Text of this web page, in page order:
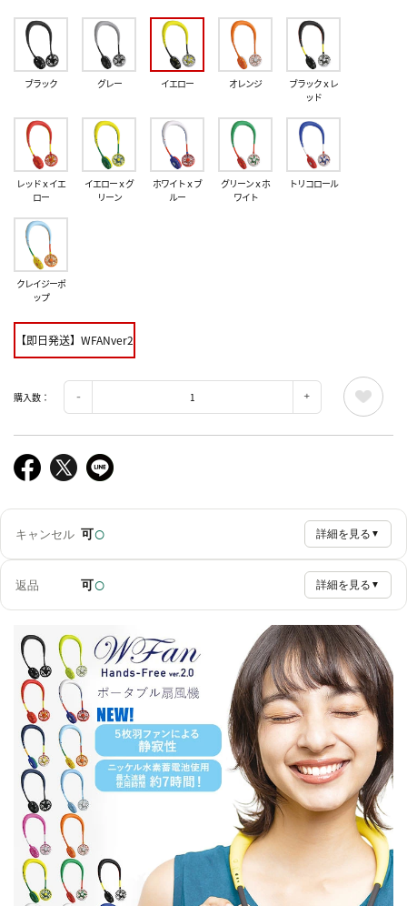
ブラック グレー イエロー オレンジ
ブラックｘレ
ッド
レッドｘイエ
ロー
イエローｘグ
リーン
ホワイトｘブ
ルー
グリーンｘホ
ワイト
トリコロール
クレイジーポ
ップ
【即日発送】WFANver2
購入数：
キャンセル 可○ 詳細を見る ▼
返品 可○ 詳細を見る ▼